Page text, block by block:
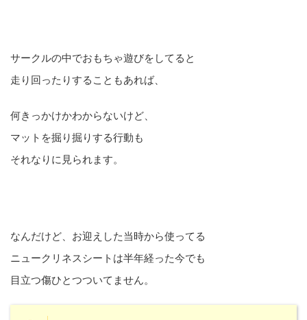
サークルの中でおもちゃ遊びをしてると
走り回ったりすることもあれば、
何きっかけかわからないけど、
マットを掘り掘りする行動も
それなりに見られます。
なんだけど、お迎えした当時から使ってる
ニュークリネスシートは半年経った今でも
目立つ傷ひとつついてません。